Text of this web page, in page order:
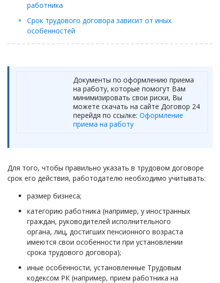
Заключение, изменение и расторжение договоров
Налоги и налогообложение
работника
Срок трудового договора зависит от иных
особенностей
Документы по оформлению приема
на работу, которые помогут Вам
минимизировать свои риски, Вы
можете скачать на сайте Договор 24
перейдя по ссылке: Оформление
приема на работу
Для того, чтобы правильно указать в трудовом договоре
срок его действия, работодателю необходимо учитывать:
размер бизнеса;
категорию работника (например, у иностранных
граждан, руководителей исполнительного
органа, лиц, достигших пенсионного возраста
имеются свои особенности при установлении
срока трудового договора);
иные особенности, установленные Трудовым
кодексом РК (например, прием работника на